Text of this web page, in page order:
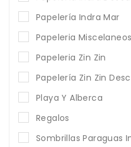
Papelería Indra Mar
Papeleria Miscelaneos
Papeleria Zin Zin
Papelería Zin Zin
Playa Y Alberca
Regalos
Sombrillas Paraguas